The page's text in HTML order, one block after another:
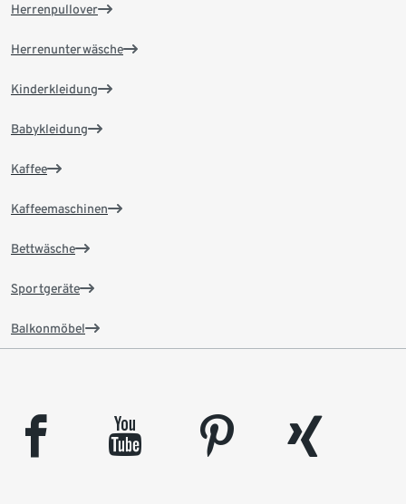
Herrenpullover
Herrenunterwäsche
Kinderkleidung
Babykleidung
Kaffee
Kaffeemaschinen
Bettwäsche
Sportgeräte
Balkonmöbel
facebook youtube pinterest
xing